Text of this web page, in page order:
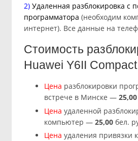
2) Удаленная разблокировка с
программатора (необходим
интернет). Все данные на
Стоимость
Huawei Y6II
Цена разблокировки
встрече в Минске — 25,00
Цена удаленной
компьютер — 25,00бел.
Цена удаления привязки